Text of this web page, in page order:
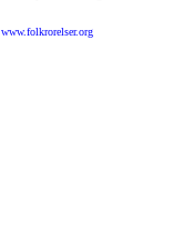
www.folkrorelser.org